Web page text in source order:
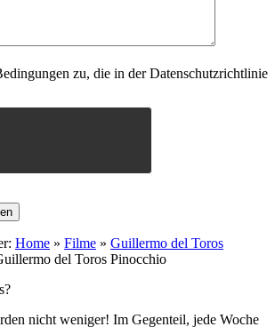
zu, die in der Datenschutzrichtlinie
Home » Filme » Guillermo del Toros
del Toros Pinocchio
nicht weniger! Im Gegenteil, jede Woche